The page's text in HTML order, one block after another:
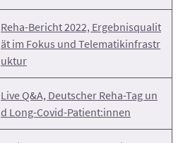
Reha-Bericht 2022, Ergebnisqualit
ät im Fokus und Telematikinfrastr
uktur
Live Q&A, Deutscher Reha-Tag un
d Long-Covid-Patient:innen